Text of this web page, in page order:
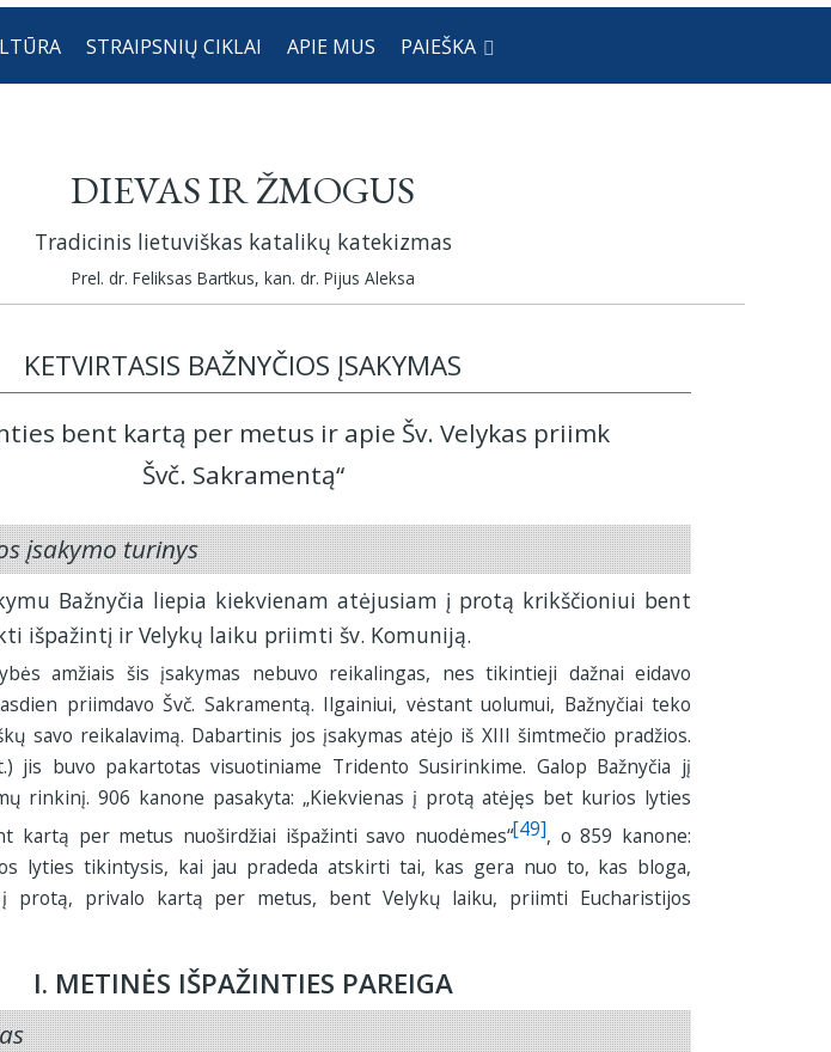
STRAIPSNIŲ CIKLAI APIE MUS PAIEŠKA
DIEVAS IR ŽMOGUS
Tradicinis lietuviškas katalikų katekizmas
Prel. dr. Feliksas Bartkus, kan. dr. Pijus Aleksa
KETVIRTASIS BAŽNYČIOS ĮSAKYMAS
bent kartą per metus ir apie Šv. Velykas priimk
Švč. Sakramentą“
įsakymo turinys
Bažnyčia liepia kiekvienam atėjusiam į protą krikščioniui bent
išpažintį ir Velykų laiku priimti šv. Komuniją.
amžiais šis įsakymas nebuvo reikalingas, nes tikintieji dažnai eidavo
priimdavo Švč. Sakramentą. Ilgainiui, vėstant uolumui, Bažnyčiai teko
savo reikalavimą. Dabartinis jos įsakymas atėjo iš XIII šimtmečio pradžios.
jis buvo pakartotas visuotiniame Tridento Susirinkime. Galop Bažnyčia jį
rinkinį. 906 kanone pasakyta: „Kiekvienas į protą atėjęs bet kurios lyties
kartą per metus nuoširdžiai išpažinti savo nuodėmes“[49], o 859 kanone:
lyties tikintysis, kai jau pradeda atskirti tai, kas gera nuo to, kas bloga,
protą, privalo kartą per metus, bent Velykų laiku, priimti Eucharistijos
I. METINĖS IŠPAŽINTIES PAREIGA